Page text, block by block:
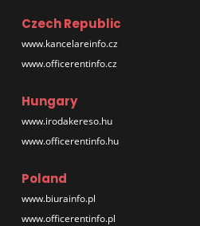
Czech Republic
www.kancelareinfo.cz
www.officerentinfo.cz
Hungary
www.irodakereso.hu
www.officerentinfo.hu
Poland
www.biurainfo.pl
www.officerentinfo.pl